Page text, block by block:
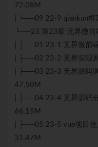
72.08M
| └──09 22-9 qiankun框
└──23 第23章 无界微前
| ├──01 23-1 无界微前
| ├──02 23-2 无界实现
| ├──03 23-3 无界源码
47.50M
| ├──04 23-4 无界源码
66.15M
| ├──05 23-5 vue项目
31.47M